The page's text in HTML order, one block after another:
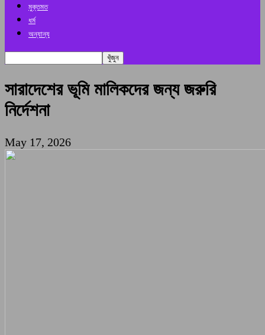
মুক্তমত
ধর্ম
অন্যান্য
সারাদেশের ভূমি মালিকদের জন্য জরুরি
নির্দেশনা
May 17, 2026